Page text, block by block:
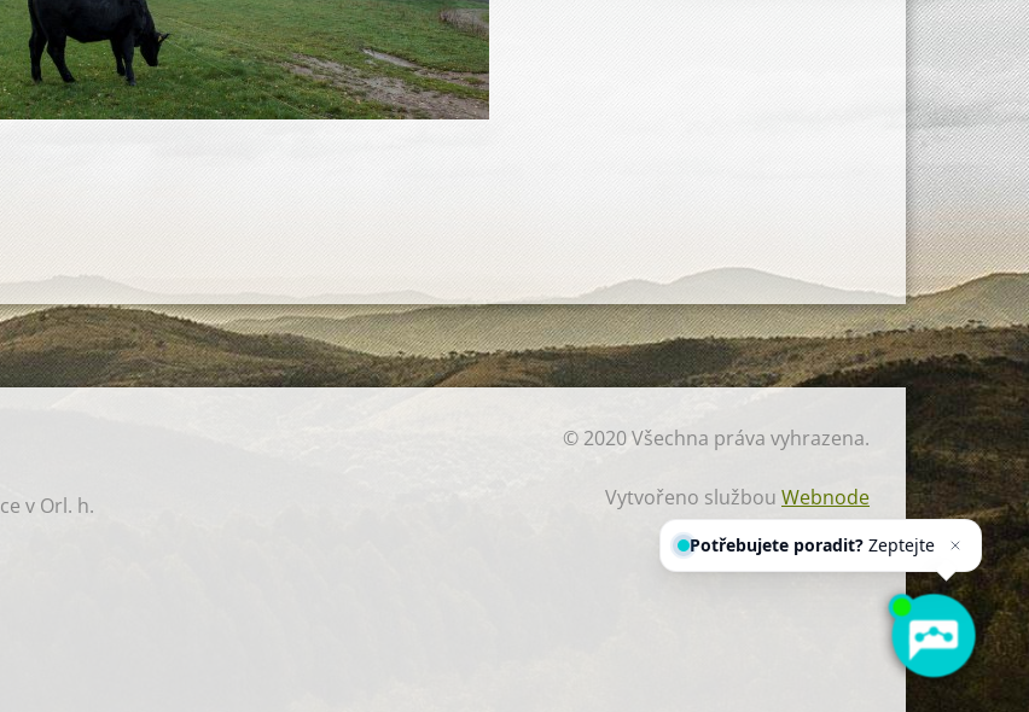
v Orl. h.
© 2020 Všechna práva vyhrazena.
Vytvořeno službou Webnode
Potřebujete poradit?Zeptejte se
našeho asistentaChettyho.